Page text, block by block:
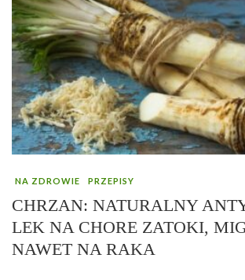
NA ZDROWIE PRZEPISY
CHRZAN: NATURALNY
LEK NA CHORE ZATOKI,
NAWET NA RAKA